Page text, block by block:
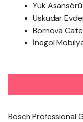
Yük Asansörü
Üsküdar
Bornova
İnegöl
Bosch Professional